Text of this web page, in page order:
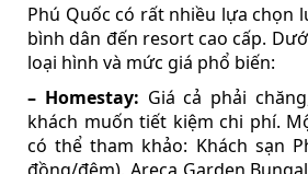
Phú Quốc có rất nhiều lựa chọn
bình dân đến resort cao cấp.
loại hình và mức giá phổ biến:
– Homestay: Giá cả phải
khách muốn tiết kiệm chi phí.
có thể tham khảo: Khách sạn